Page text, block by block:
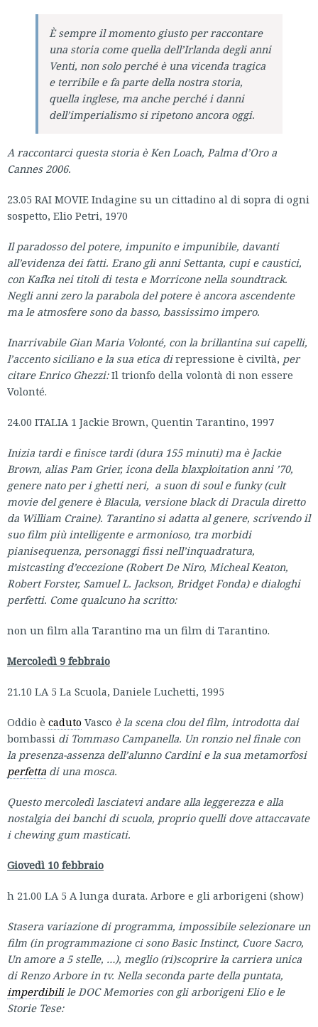
È sempre il momento giusto per raccontare
una storia come quella dell’Irlanda degli anni
Venti, non solo perché è una vicenda tragica
e terribile e fa parte della nostra storia,
quella inglese, ma anche perché i danni
dell’imperialismo si ripetono ancora oggi.
A raccontarci questa storia è Ken Loach, Palma d’Oro a
Cannes 2006.
23.05 RAI MOVIE Indagine su un cittadino al di sopra di ogni
sospetto, Elio Petri, 1970
Il paradosso del potere, impunito e impunibile, davanti
all’evidenza dei fatti. Erano gli anni Settanta, cupi e caustici,
con Kafka nei titoli di testa e Morricone nella soundtrack.
Negli anni zero la parabola del potere è ancora ascendente
ma le atmosfere sono da basso, bassissimo impero.
Inarrivabile Gian Maria Volonté, con la brillantina sui capelli,
l’accento siciliano e la sua etica direpressione è civiltà, per
citare Enrico Ghezzi:Il trionfo della volontà di non essere
Volonté.
24.00 ITALIA 1 Jackie Brown, Quentin Tarantino, 1997
Inizia tardi e finisce tardi (dura 155 minuti) ma è Jackie
Brown, alias Pam Grier, icona della blaxploitation anni ’70,
genere nato per i ghetti neri, a suon di soul e funky (cult
movie del genere è Blacula, versione black di Dracula diretto
da William Craine). Tarantino si adatta al genere, scrivendo il
suo film più intelligente e armonioso, tra morbidi
pianisequenza, personaggi fissi nell’inquadratura,
mistcasting d’eccezione (Robert De Niro, Micheal Keaton,
Robert Forster, Samuel L. Jackson, Bridget Fonda) e dialoghi
perfetti. Come qualcuno ha scritto:
non un film alla Tarantino ma un film di Tarantino.
Mercoledì 9 febbraio
21.10 LA 5 La Scuola, Daniele Luchetti, 1995
Oddio è caduto Vasco è la scena clou del film, introdotta dai
bombassi di Tommaso Campanella. Un ronzio nel finale con
la presenza-assenza dell’alunno Cardini e la sua metamorfosi
perfetta di una mosca.
Questo mercoledì lasciatevi andare alla leggerezza e alla
nostalgia dei banchi di scuola, proprio quelli dove attaccavate
i chewing gum masticati.
Giovedì 10 febbraio
h 21.00 LA 5 A lunga durata. Arbore e gli arborigeni (show)
Stasera variazione di programma, impossibile selezionare un
film (in programmazione ci sono Basic Instinct, Cuore Sacro,
Un amore a 5 stelle, …), meglio (ri)scoprire la carriera unica
di Renzo Arbore in tv. Nella seconda parte della puntata,
imperdibilile DOC Memories con gli arborigeni Elio e le
Storie Tese: